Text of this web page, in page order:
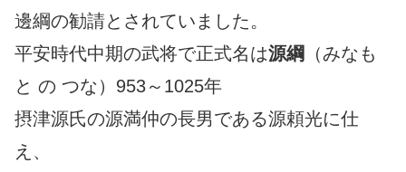
邊綱の勧請とされていました。
平安時代中期の武将で正式名は源綱 （みなも
と の つな）953～1025年
摂津源氏の源満仲の長男である源頼光に仕
え、